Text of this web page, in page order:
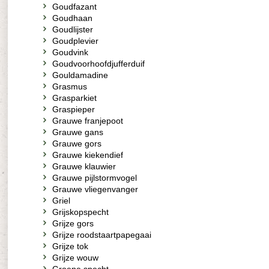
Goudfazant
Goudhaan
Goudlijster
Goudplevier
Goudvink
Goudvoorhoofdjufferduif
Gouldamadine
Grasmus
Grasparkiet
Graspieper
Grauwe franjepoot
Grauwe gans
Grauwe gors
Grauwe kiekendief
Grauwe klauwier
Grauwe pijlstormvogel
Grauwe vliegenvanger
Griel
Grijskopspecht
Grijze gors
Grijze roodstaartpapegaai
Grijze tok
Grijze wouw